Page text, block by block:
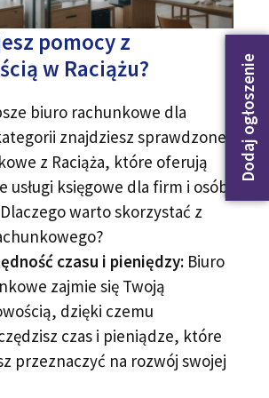
Dodaj ogłoszenie
pomocy z
w Raciążu?
biuro rachunkowe dla
znajdziesz sprawdzone
z Raciąża, które oferują
usługi księgowe dla firm i osób
warto skorzystać z
czasu i pieniędzy: Biuro
zajmie się Twoją
dzięki czemu
czas i pieniądze, które
przeznaczyć na rozwój swojej